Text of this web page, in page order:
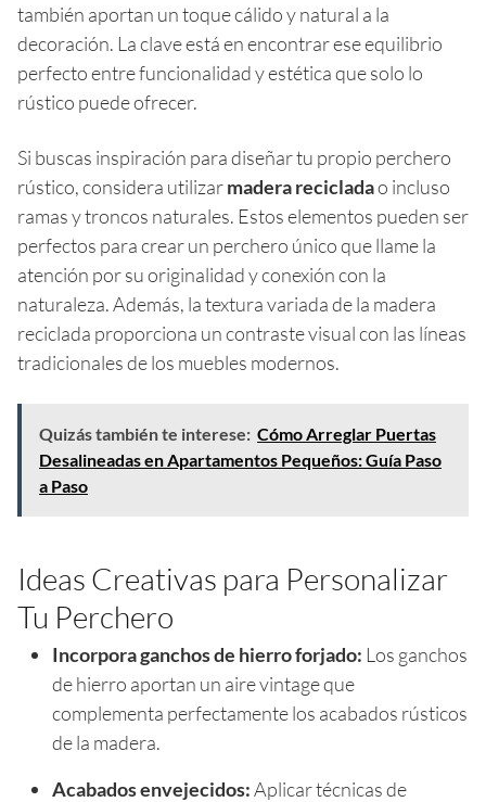
también aportan un toque cálido y natural a la
decoración. La clave está en encontrar ese equilibrio
perfecto entre funcionalidad y estética que solo lo
rústico puede ofrecer.
Si buscas inspiración para diseñar tu propio perchero
rústico, considera utilizarmadera recicladao incluso
ramas y troncos naturales. Estos elementos pueden ser
perfectos para crear un perchero único que llame la
atención por su originalidad y conexión con la
naturaleza. Además, la textura variada de la madera
reciclada proporciona un contraste visual con las líneas
tradicionales de los muebles modernos.
Quizás también te interese: Cómo Arreglar Puertas
Desalineadas en Apartamentos Pequeños: Guía Paso
a Paso
Ideas Creativas para Personalizar
Tu Perchero
Incorpora ganchos de hierro forjado: Los ganchos
de hierro aportan un aire vintage que
complementa perfectamente los acabados rústicos
de la madera.
Acabados envejecidos:Aplicar técnicas de